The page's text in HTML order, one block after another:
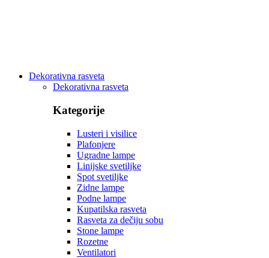
Dekorativna rasveta
Dekorativna rasveta
Kategorije
Lusteri i visilice
Plafonjere
Ugradne lampe
Linijske svetiljke
Spot svetiljke
Zidne lampe
Podne lampe
Kupatilska rasveta
Rasveta za dečiju sobu
Stone lampe
Rozetne
Ventilatori